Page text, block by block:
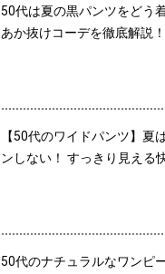
50代は夏の黒パンツをどう
あか抜けコーデを徹底解説！
【50代のワイドパンツ】夏
ンしない！ すっきり見える
50代のナチュラルなワンピ